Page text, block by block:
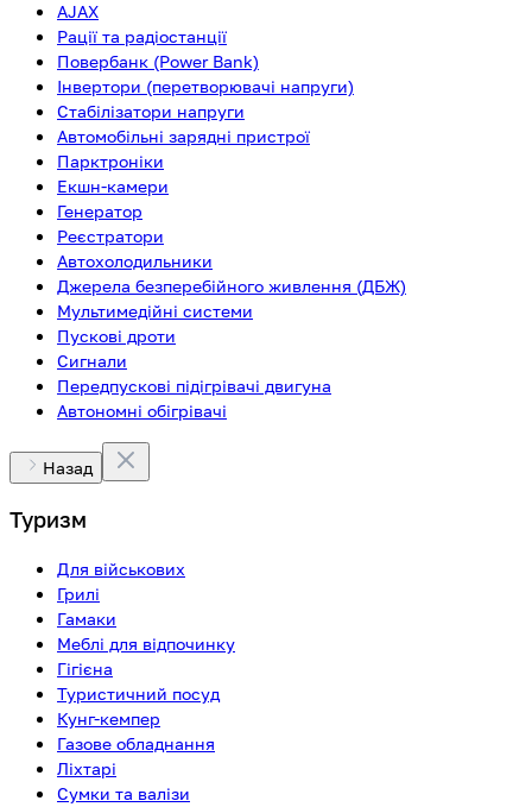
AJAX
Рації та радіостанції
Повербанк (Power Bank)
Інвертори (перетворювачі напруги)
Стабілізатори напруги
Автомобільні зарядні пристрої
Парктроніки
Екшн-камери
Генератор
Реєстратори
Автохолодильники
Джерела безперебійного живлення (ДБЖ)
Мультимедійні системи
Пускові дроти
Сигнали
Передпускові підігрівачі двигуна
Автономні обігрівачі
Назад
Туризм
Для військових
Грилі
Гамаки
Меблі для відпочинку
Гігієна
Туристичний посуд
Кунг-кемпер
Газове обладнання
Ліхтарі
Сумки та валізи